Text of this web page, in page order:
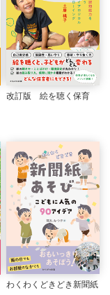
改訂版 絵を聴く保育
わくわくどきどき新聞紙